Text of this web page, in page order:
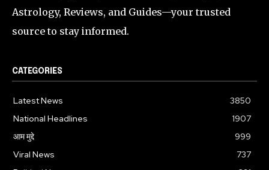
Astrology, Reviews, and Guides—your trusted
source to stay informed.
CATEGORIES
Latest News
3850
National Headlines
1907
आम मुद्दे
999
Viral News
737